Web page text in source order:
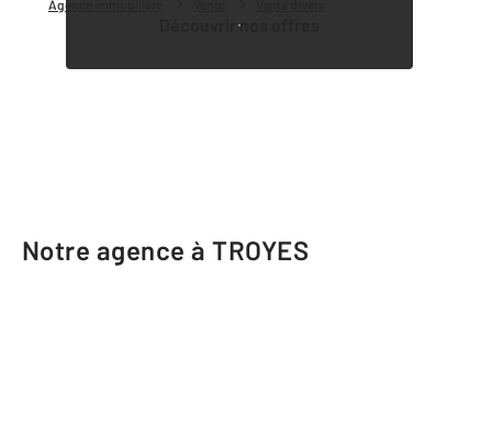
Agence immobilière
Découvrir nos offres
Notre agence à TROYES